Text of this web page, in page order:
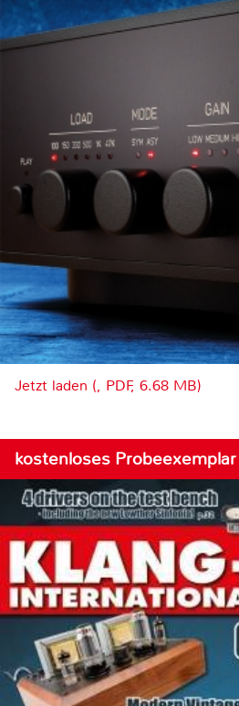
Jetzt laden (, PDF, 6.68 MB)
kostenloses Probeexemplar